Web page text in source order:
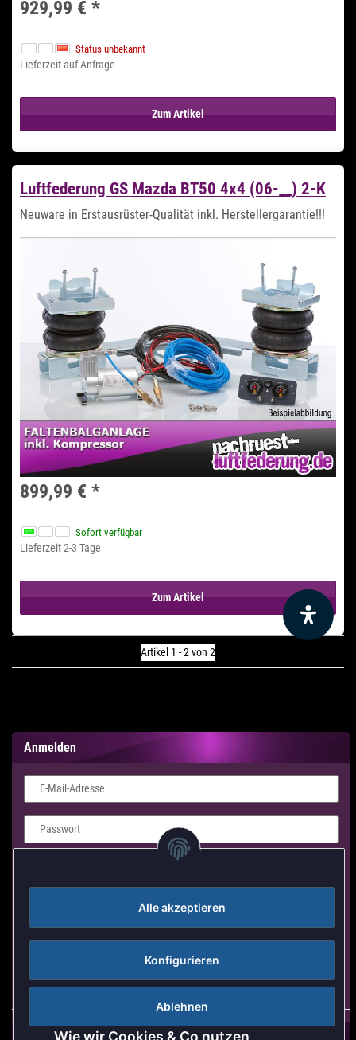
Alle akzeptieren
Konfigurieren
Ablehnen
Wie wir Cookies & Co nutzen
929,99 € *
Status unbekannt
Lieferzeit auf Anfrage
Zum Artikel
Luftfederung GS Mazda BT50 4x4 (06-__) 2-K
Neuware in Erstausrüster-Qualität inkl. Herstellergarantie!!!
899,99 € *
Sofort verfügbar
Lieferzeit 2-3 Tage
Zum Artikel
Artikel 1 - 2 von 2
Anmelden
E-Mail-Adresse
Passwort
Anmelden